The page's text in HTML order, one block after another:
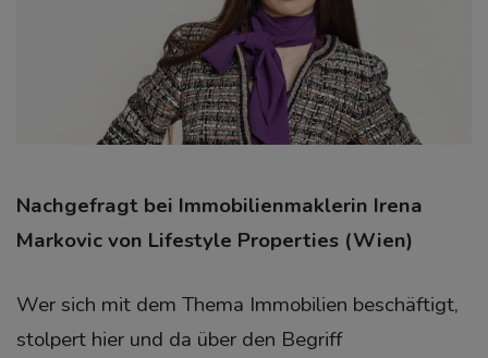
Nachgefragt bei Immobilienmaklerin Irena
Markovic von Lifestyle Properties (Wien)
Wer sich mit dem Thema Immobilien beschäftigt,
stolpert hier und da über den Begriff